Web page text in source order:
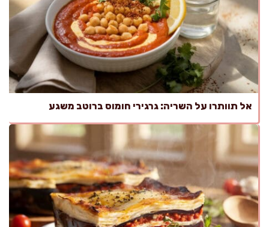
אל תוותרו על השריה: גרגירי חומוס ברוטב משגע